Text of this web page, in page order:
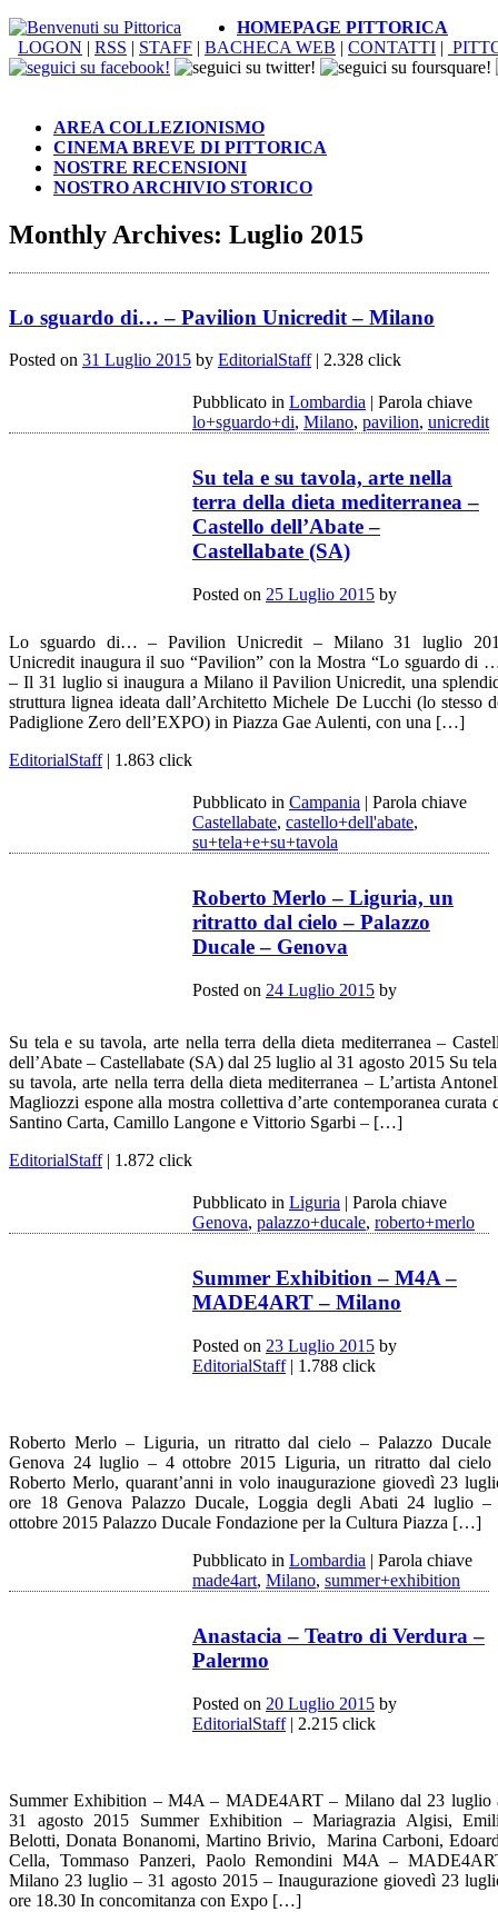
LOGON | RSS | STAFF | BACHECA WEB | CONTATTI |
HOMEPAGE PITTORICA
AREA COLLEZIONISMO
CINEMA BREVE DI PITTORICA
NOSTRE RECENSIONI
NOSTRO ARCHIVIO STORICO
Monthly Archives: Luglio 2015
Lo sguardo di… – Pavilion Unicredit – Milano
Posted on 31 Luglio 2015 by EditorialStaff| 2.328 click
Lo sguardo di… – Pavilion Unicredit – Milano 31 luglio
Unicredit inaugura il suo “Pavilion” con la Mostra “Lo sguardo di
– Il 31 luglio si inaugura a Milano il Pavilion Unicredit, una
struttura lignea ideata dall’Architetto Michele De Lucchi (lo stesso
Padiglione Zero dell’EXPO) in Piazza Gae Aulenti, con una […]
Pubblicato in Lombardia | Parola chiave
lo+sguardo+di, Milano, pavilion, unicredit
Su tela e su tavola, arte nella
terra della dieta mediterranea –
Castello dell’Abate –
Castellabate (SA)
Posted on 25 Luglio 2015 by
EditorialStaff| 1.863 click
Su tela e su tavola, arte nella terra della dieta mediterranea –
dell’Abate – Castellabate (SA) dal 25 luglio al 31 agosto 2015 Su
su tavola, arte nella terra della dieta mediterranea – L’artista
Magliozzi espone alla mostra collettiva d’arte contemporanea curata
Santino Carta, Camillo Langone e Vittorio Sgarbi – […]
Pubblicato in Campania | Parola chiave
Castellabate, castello+dell'abate,
su+tela+e+su+tavola
Roberto Merlo – Liguria, un
ritratto dal cielo – Palazzo
Ducale – Genova
Posted on 24 Luglio 2015 by
EditorialStaff| 1.872 click
Roberto Merlo – Liguria, un ritratto dal cielo – Palazzo Ducale
Genova 24 luglio – 4 ottobre 2015 Liguria, un ritratto dal cielo
Roberto Merlo, quarant’anni in volo inaugurazione giovedì 23
ore 18 Genova Palazzo Ducale, Loggia degli Abati 24 luglio –
ottobre 2015 Palazzo Ducale Fondazione per la Cultura Piazza […]
Pubblicato in Liguria | Parola chiave
Genova, palazzo+ducale, roberto+merlo
Summer Exhibition – M4A –
MADE4ART – Milano
Posted on 23 Luglio 2015 by
EditorialStaff| 1.788 click
Summer Exhibition – M4A – MADE4ART – Milano dal 23 luglio
31 agosto 2015 Summer Exhibition – Mariagrazia Algisi,
Belotti, Donata Bonanomi, Martino Brivio, Marina Carboni,
Cella, Tommaso Panzeri, Paolo Remondini M4A –
Milano 23 luglio – 31 agosto 2015 – Inaugurazione giovedì 23
ore 18.30 In concomitanza con Expo […]
Pubblicato in Lombardia | Parola chiave
made4art, Milano, summer+exhibition
Anastacia – Teatro di Verdura –
Palermo
Posted on 20 Luglio 2015 by
EditorialStaff| 2.215 click